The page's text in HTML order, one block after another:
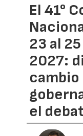
El 41°
23 al
2027:
el